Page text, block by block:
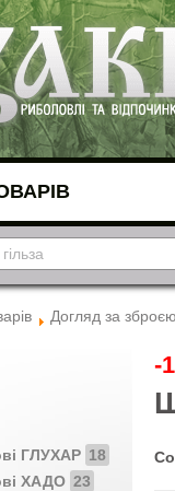
Догляд за зброєю
ГЛУХАР 18
ХАДО 23
-